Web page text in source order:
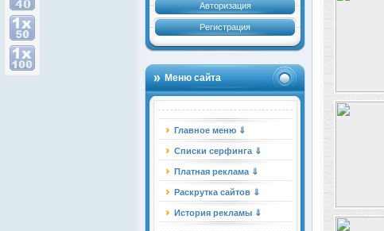
Авторизация
Регистрация
Меню сайта
Главное меню ⇓
Списки серфинга ⇓
Платная реклама ⇓
Раскрутка сайтов ⇓
История рекламы ⇓